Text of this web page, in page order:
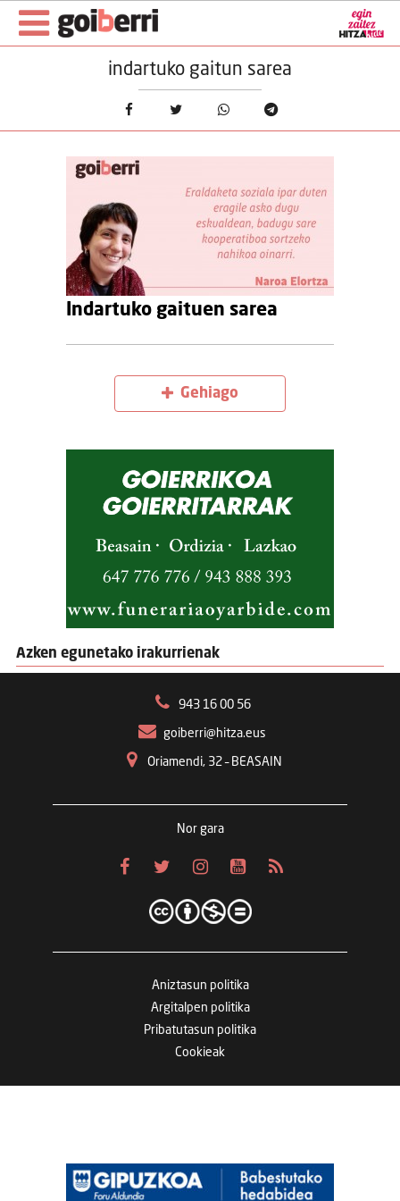
indartuko gaitun sarea
Indartuko gaituen sarea
Gehiago
Azken egunetako irakurrienak
943 16 00 56
goiberri@hitza.eus
Oriamendi, 32 – BEASAIN
Nor gara
Aniztasun politika
Argitalpen politika
Pribatutasun politika
Cookieak